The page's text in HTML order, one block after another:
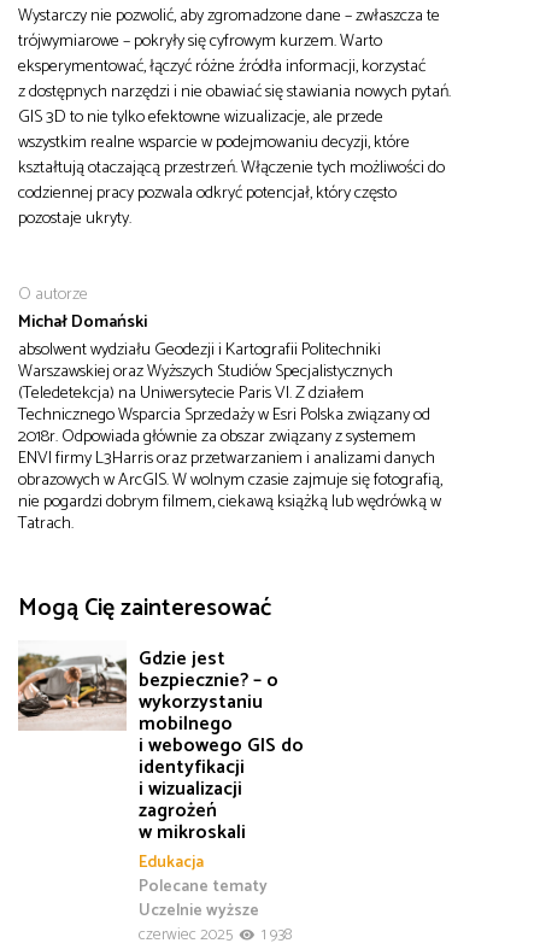
Wystarczy nie pozwolić, aby zgromadzone dane – zwłaszcza te
trójwymiarowe – pokryły się cyfrowym kurzem. Warto
eksperymentować, łączyć różne źródła informacji, korzystać
z dostępnych narzędzi i nie obawiać się stawiania nowych pytań.
GIS 3D to nie tylko efektowne wizualizacje, ale przede
wszystkim realne wsparcie w podejmowaniu decyzji, które
kształtują otaczającą przestrzeń. Włączenie tych możliwości do
codziennej pracy pozwala odkryć potencjał, który często
pozostaje ukryty.
O autorze
Michał Domański
absolwent wydziału Geodezji i Kartografii Politechniki
Warszawskiej oraz Wyższych Studiów Specjalistycznych
(Teledetekcja) na Uniwersytecie Paris VI. Z działem
Technicznego Wsparcia Sprzedaży w Esri Polska związany od
2018r. Odpowiada głównie za obszar związany z systemem
ENVI firmy L3Harris oraz przetwarzaniem i analizami danych
obrazowych w ArcGIS. W wolnym czasie zajmuje się fotografią,
nie pogardzi dobrym filmem, ciekawą książką lub wędrówką w
Tatrach.
Mogą Cię zainteresować
Gdzie jest
bezpiecznie? – o
wykorzystaniu
mobilnego
i webowego GIS do
identyfikacji
i wizualizacji
zagrożeń
w mikroskali
Edukacja
Polecane tematy
Uczelnie wyższe
czerwiec 2025
1 938